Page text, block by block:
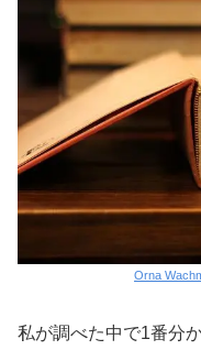
Orna
私が調べた中で1番分